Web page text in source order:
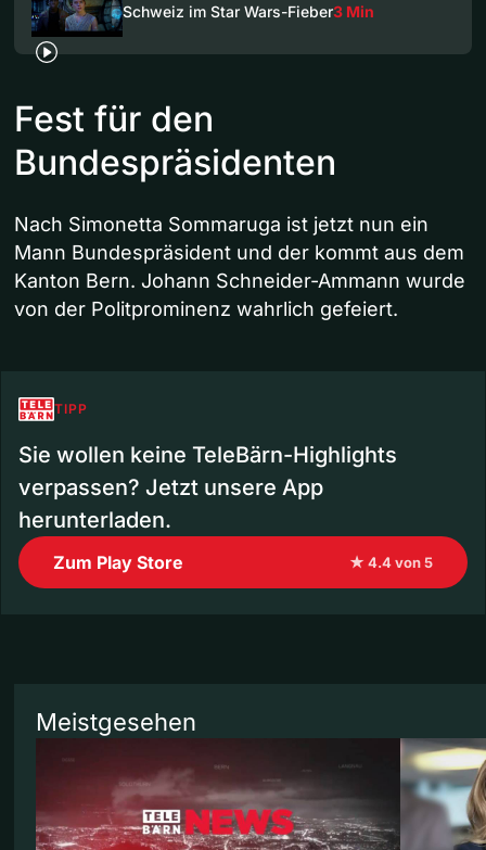
Schweiz im Star Wars-Fieber3 Min
Fest für den
Bundespräsidenten
Nach Simonetta Sommaruga ist jetzt nun ein
Mann Bundespräsident und der kommt aus dem
Kanton Bern. Johann Schneider-Ammann wurde
von der Politprominenz wahrlich gefeiert.
TIPP
Sie wollen keine TeleBärn-Highlights
verpassen? Jetzt unsere App
herunterladen.
Zum Play Store ★ 4.4 von 5
Meistgesehen